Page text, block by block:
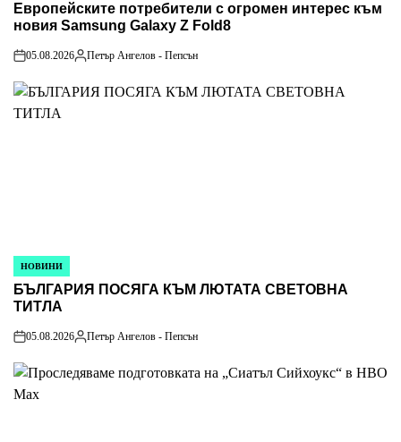
IN
Европейските потребители с огромен интерес към
новия Samsung Galaxy Z Fold8
on
05.08.2026
Posted
Петър Ангелов - Пепсън
POSTED
IN
НОВИНИ
БЪЛГАРИЯ ПОСЯГА КЪМ ЛЮТАТА СВЕТОВНА
ТИТЛА
on
05.08.2026
Posted
Петър Ангелов - Пепсън